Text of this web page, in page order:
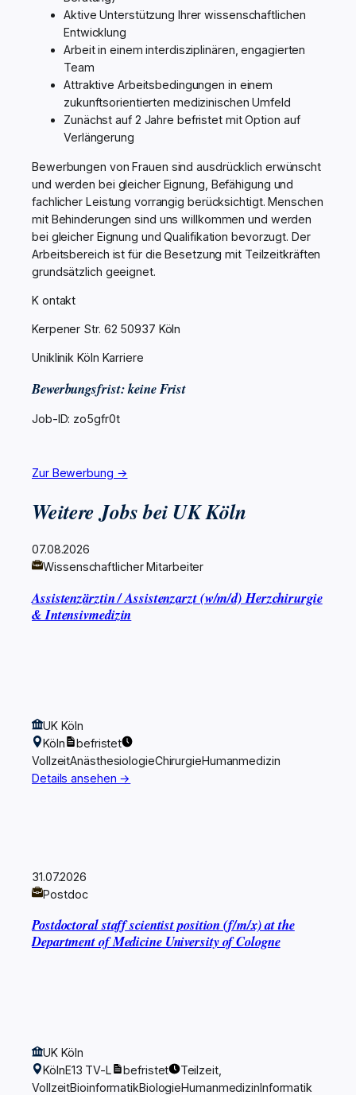
Aktive Unterstützung Ihrer wissenschaftlichen
Entwicklung
Arbeit in einem interdisziplinären, engagierten
Team
Attraktive Arbeitsbedingungen in einem
zukunftsorientierten medizinischen Umfeld
Zunächst auf 2 Jahre befristet mit Option auf
Verlängerung
Bewerbungen von Frauen sind ausdrücklich erwünscht
und werden bei gleicher Eignung, Befähigung und
fachlicher Leistung vorrangig berücksichtigt. Menschen
mit Behinderungen sind uns willkommen und werden
bei gleicher Eignung und Qualifikation bevorzugt. Der
Arbeitsbereich ist für die Besetzung mit Teilzeitkräften
grundsätzlich geeignet.
K ontakt
Kerpener Str. 62 50937 Köln
Uniklinik Köln Karriere
Bewerbungsfrist: keine Frist
Job-ID: zo5gfr0t
Zur Bewerbung →
Weitere Jobs bei UK Köln
07.08.2026
Wissenschaftlicher Mitarbeiter
Assistenzärztin / Assistenzarzt (w/m/d) Herzchirurgie
& Intensivmedizin
UK Köln
Köln
befristet
VollzeitAnästhesiologieChirurgieHumanmedizin
Details ansehen →
31.07.2026
Postdoc
Postdoctoral staff scientist position (f/m/x) at the
Department of Medicine University of Cologne
UK Köln
KölnE13 TV-L befristet
Teilzeit,
VollzeitBioinformatikBiologieHumanmedizinInformatik